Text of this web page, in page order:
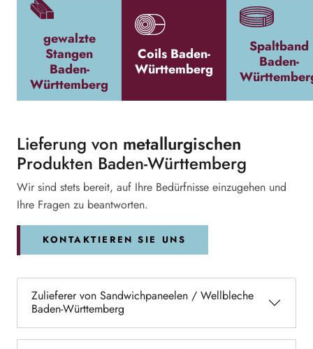
Coils Baden-
Württemberg
Spaltband
Baden-
Württemberg
Rohre
Lieferung von metallurgischen
Produkten Baden-Württemberg
Wir sind stets bereit, auf Ihre Bedürfnisse einzugehen und
Ihre Fragen zu beantworten.
KONTAKTIEREN SIE UNS
Zulieferer von Sandwichpaneelen / Wellbleche
Baden-Württemberg